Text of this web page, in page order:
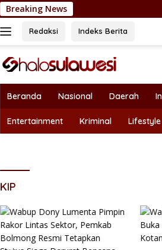
Breaking News
Redaksi Indeks Berita
Beranda Nasional Daerah
Entertainment Kriminal Lifestyle
KIP